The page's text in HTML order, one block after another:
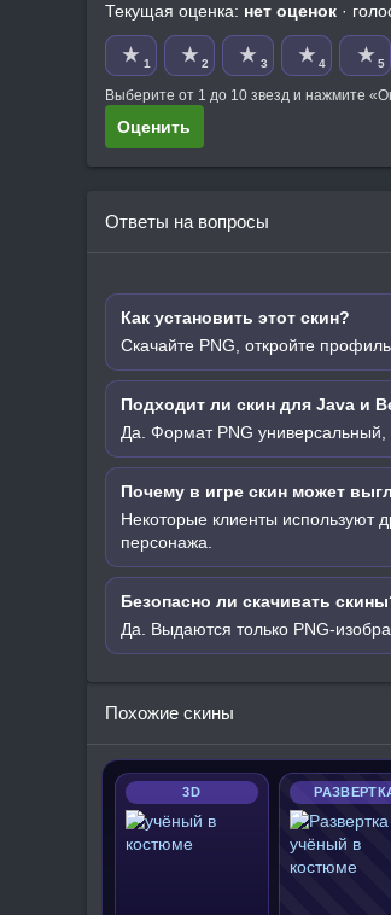
Текущая оценка: нет оценок ·
★ 1 ★ 2 ★ 3 ★ 4 ★ 5
Выберите от 1 до 10 звезд и нажмите
Оценить
Ответы на вопросы
Как установить этот скин?
Скачайте PNG, откройте
Подходит ли скин для Java и
Да. Формат PNG универсальный,
Почему в игре скин может
Некоторые клиенты используют
персонажа.
Безопасно ли скачивать
Да. Выдаются только PNG-
Похожие скины
3D